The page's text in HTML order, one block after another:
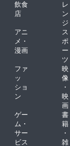
飲食
店
レ
ン
ジ
アニ
メ・
漫画
ス
ポ
ー
ツ
ファ
ッ
ショ
ン
映
像
・
映
画
ゲー
ム・
サー
ビス
書
籍
・
雑